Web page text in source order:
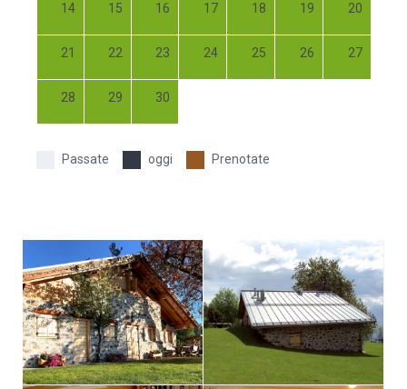
14 15 16 17 18 19 20
21 22 23 24 25 26 27
28 29 30
Passate oggi Prenotate